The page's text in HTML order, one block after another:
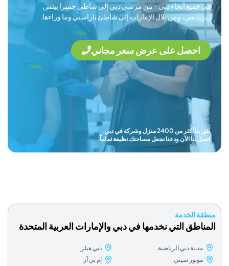
أنحاء دبي - من مرسى دبي إلى شاطئ جميرا بيتش
ومن تلال الإمارات إلى شاطئ باراستي وما وراءها.
احصل على عرض سعر مجاني
يثق بنا أكثر من 2400 منزل وشركة في دبي.
بنا الآن ودعنا نجعل مساحتك نظيفة تماماً.
الخدمة
التي نخدمها في دبي والإمارات العربية المتحدة
دبي الرياضية
سيتي
دبي هيلز